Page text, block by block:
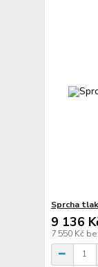
Sprcha
9 136
7 550 Kč